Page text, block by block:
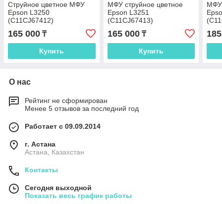
Струйное цветное МФУ
Epson L3250
(C11CJ67412)
165 000 ₸
Купить
МФУ струйное цветное
Epson L3251
(C11CJ67413)
165 000₸
Купить
МФУ
О нас
Рейтинг не сформирован
Менее 5 отзывов за последний год
Работает с 09.09.2014
г. Астана
Астана, Казахстан
Контакты
Сегодня выходной
Показать весь график работы